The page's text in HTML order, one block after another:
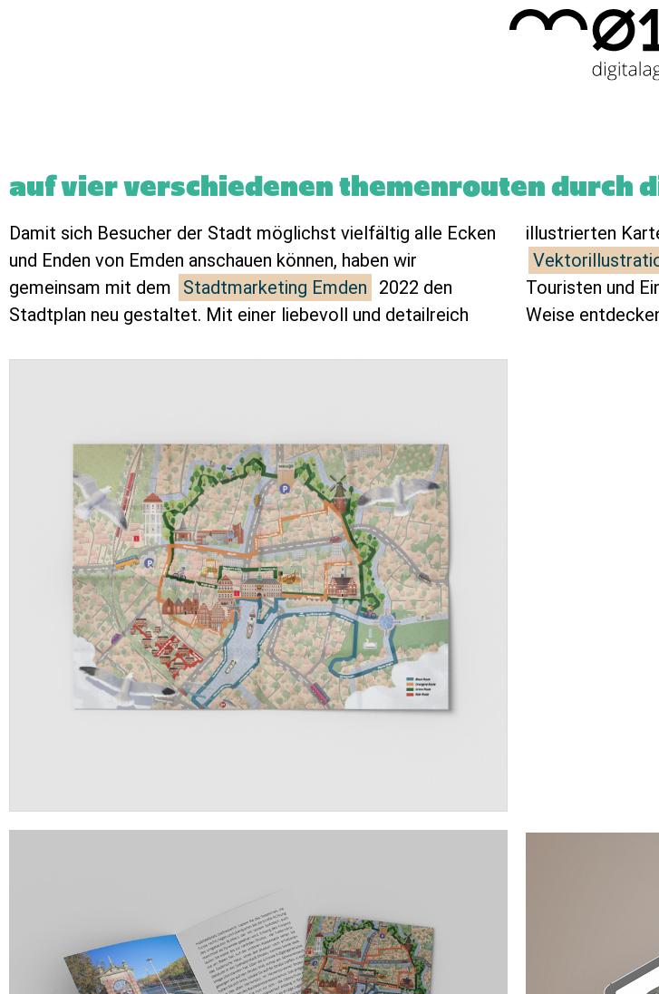
auf vier verschiedenen themenrouten durch
Damit sich Besucher der Stadt möglichst vielfältig alle Ecken
und Enden von Emden anschauen können, haben wir
gemeinsam mit dem
Stadtmarketing Emden
2022 den
Stadtplan neu gestaltet. Mit einer liebevoll und detailreich
illustrierten
Touristen und
Weise